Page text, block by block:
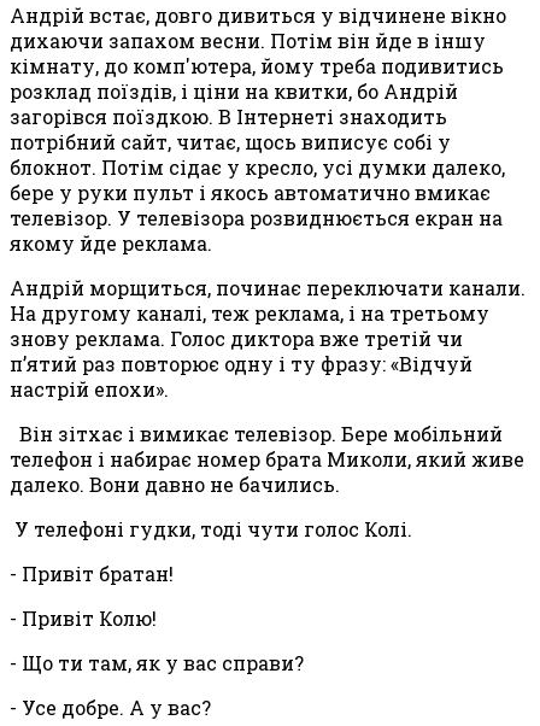
Андрій встає, довго дивиться у відчинене вікно
дихаючи запахом весни. Потім він йде в іншу
кімнату, до комп'ютера, йому треба подивитись
розклад поїздів, і ціни на квитки, бо Андрій
загорівся поїздкою. В Інтернеті знаходить
потрібний сайт, читає, щось виписує собі у
блокнот. Потім сідає у кресло, усі думки далеко,
бере у руки пульт і якось автоматично вмикає
телевізор. У телевізора розвиднюється екран на
якому йде реклама.
Андрій морщиться, починає переключати канали.
На другому каналі, теж реклама, і на третьому
знову реклама. Голос диктора вже третій чи
п’ятий раз повторює одну і ту фразу: «Відчуй
настрій епохи».
Він зітхає і вимикає телевізор. Бере мобільний
телефон і набирає номер брата Миколи, який живе
далеко. Вони давно не бачились.
У телефоні гудки, тоді чути голос Колі.
- Привіт братан!
- Привіт Колю!
- Що ти там, як у вас справи?
- Усе добре. А у вас?